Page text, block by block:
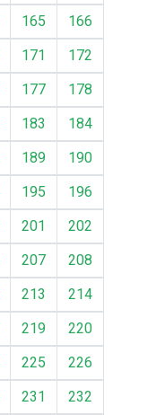
165
166
171
172
177
178
183
184
189
190
195
196
201
202
207
208
213
214
219
220
225
226
231
232